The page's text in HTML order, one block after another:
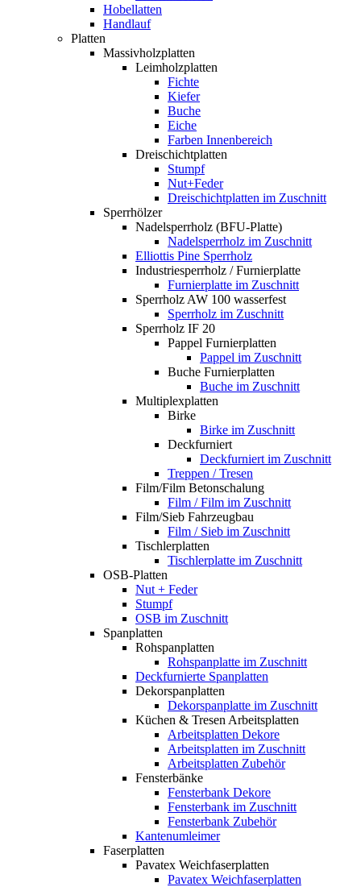
Hobellatten
Handlauf
Platten
Massivholzplatten
Leimholzplatten
Fichte
Kiefer
Buche
Eiche
Farben Innenbereich
Dreischichtplatten
Stumpf
Nut+Feder
Dreischichtplatten im Zuschnitt
Sperrhölzer
Nadelsperrholz (BFU-Platte)
Nadelsperrholz im Zuschnitt
Elliottis Pine Sperrholz
Industriesperrholz / Furnierplatte
Furnierplatte im Zuschnitt
Sperrholz AW 100 wasserfest
Sperrholz im Zuschnitt
Sperrholz IF 20
Pappel Furnierplatten
Pappel im Zuschnitt
Buche Furnierplatten
Buche im Zuschnitt
Multiplexplatten
Birke
Birke im Zuschnitt
Deckfurniert
Deckfurniert im Zuschnitt
Treppen / Tresen
Film/Film Betonschalung
Film / Film im Zuschnitt
Film/Sieb Fahrzeugbau
Film / Sieb im Zuschnitt
Tischlerplatten
Tischlerplatte im Zuschnitt
OSB-Platten
Nut + Feder
Stumpf
OSB im Zuschnitt
Spanplatten
Rohspanplatten
Rohspanplatte im Zuschnitt
Deckfurnierte Spanplatten
Dekorspanplatten
Dekorspanplatte im Zuschnitt
Küchen & Tresen Arbeitsplatten
Arbeitsplatten Dekore
Arbeitsplatten im Zuschnitt
Arbeitsplatten Zubehör
Fensterbänke
Fensterbank Dekore
Fensterbank im Zuschnitt
Fensterbank Zubehör
Kantenumleimer
Faserplatten
Pavatex Weichfaserplatten
Pavatex Weichfaserplatten